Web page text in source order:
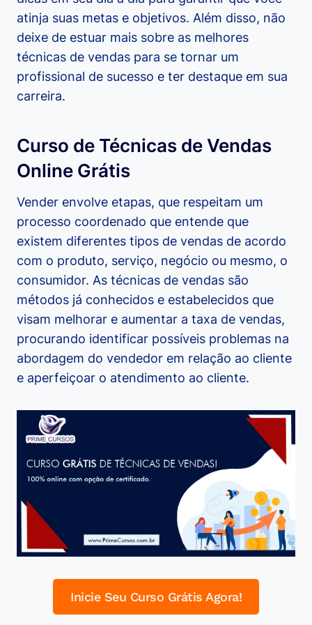
atinja suas metas e objetivos. Além disso, não
deixe de estuar mais sobre as melhores
técnicas de vendas para se tornar um
profissional de sucesso e ter destaque em sua
carreira.
Curso de Técnicas de Vendas
Online Grátis
Vender envolve etapas, que respeitam um
processo coordenado que entende que
existem diferentes tipos de vendas de acordo
com o produto, serviço, negócio ou mesmo, o
consumidor. As técnicas de vendas são
métodos já conhecidos e estabelecidos que
visam melhorar e aumentar a taxa de vendas,
procurando identificar possíveis problemas na
abordagem do vendedor em relação ao cliente
e aperfeiçoar o atendimento ao cliente.
Inicie Seu Curso Grátis Agora!